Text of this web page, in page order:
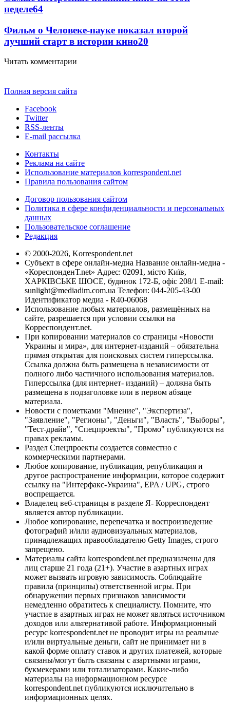
неделе64
Фильм о Человеке-пауке показал второй
лучший старт в истории кино20
Читать комментарии
Полная версия сайта
Facebook
Twitter
RSS-ленты
E-mail рассылка
Контакты
Реклама на сайте
Использование материалов korrespondent.net
Правила пользования сайтом
Договор пользования сайтом
Политика в сфере конфиденциальности и персональных
данных
Пользовательское соглашение
Редакция
© 2000-2026, Korrespondent.net
Субъект в сфере онлайн-медиа Название онлайн-медиа -
«КореспонденТ.net» Адрес: 02091, місто Київ,
ХАРКІВСЬКЕ ШОСЕ, будинок 172-Б, офіс 208/1 E-mail:
sunlight@mediadim.com.ua Телефон: 044-205-43-00
Идентификатор медиа - R40-06068
Использование любых материалов, размещённых на
сайте, разрешается при условии ссылки на
Корреспондент.net.
При копировании материалов со страницы «Новости
Украины и мира», для интернет-изданий – обязательна
прямая открытая для поисковых систем гиперссылка.
Ссылка должна быть размещена в независимости от
полного либо частичного использования материалов.
Гиперссылка (для интернет- изданий) – должна быть
размещена в подзаголовке или в первом абзаце
материала.
Новости с пометками "Мнение", "Экспертиза",
"Заявление", "Регионы", "Деньги", "Власть", "Выборы",
"Тест-драйв", "Спецпроекты", "Промо" публикуются на
правах рекламы.
Раздел Спецпроекты создается совместно с
коммерческими партнерами.
Любое копирование, публикация, републикация и
другое распространение информации, которое содержит
ссылку на "Интерфакс-Украина", EPA / UPG, строго
воспрещается.
Владелец веб-страницы в разделе Я- Корреспондент
является автор публикации.
Любое копирование, перепечатка и воспроизведение
фотографий и/или аудиовизуальных материалов,
принадлежащих правообладателю Getty Images, строго
запрещено.
Материалы сайта korrespondent.net предназначены для
лиц старше 21 года (21+). Участие в азартных играх
может вызвать игровую зависимость. Соблюдайте
правила (принципы) ответственной игры. При
обнаружении первых признаков зависимости
немедленно обратитесь к специалисту. Помните, что
участие в азартных играх не может являться источником
доходов или альтернативой работе. Информационный
ресурс korrespondent.net не проводит игры на реальные
и/или виртуальные деньги, сайт не принимает ни в
какой форме оплату ставок и других платежей, которые
связаны/могут быть связаны с азартными играми,
букмекерами или тотализаторами. Какие-либо
материалы на информационном ресурсе
korrespondent.net публикуются исключительно в
информационных целях.